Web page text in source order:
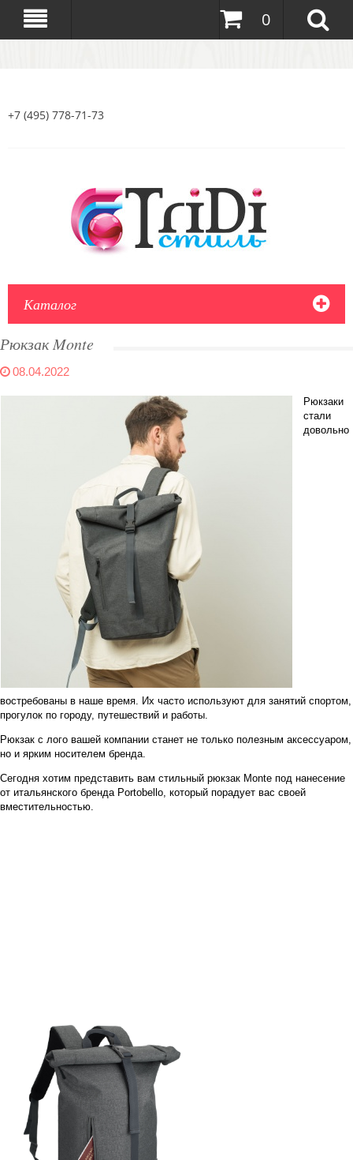
0
+7 (495) 778-71-73
Каталог
Рюкзак Monte
08.04.2022
Рюкзаки
стали
довольно
востребованы в наше время. Их часто используют для занятий спортом,
прогулок по городу, путешествий и работы.
Рюкзак с лого вашей компании станет не только полезным аксессуаром,
но и ярким носителем бренда.
Сегодня хотим представить вам стильный рюкзак Monte под нанесение
от итальянского бренда Portobello, который порадует вас своей
вместительностью.